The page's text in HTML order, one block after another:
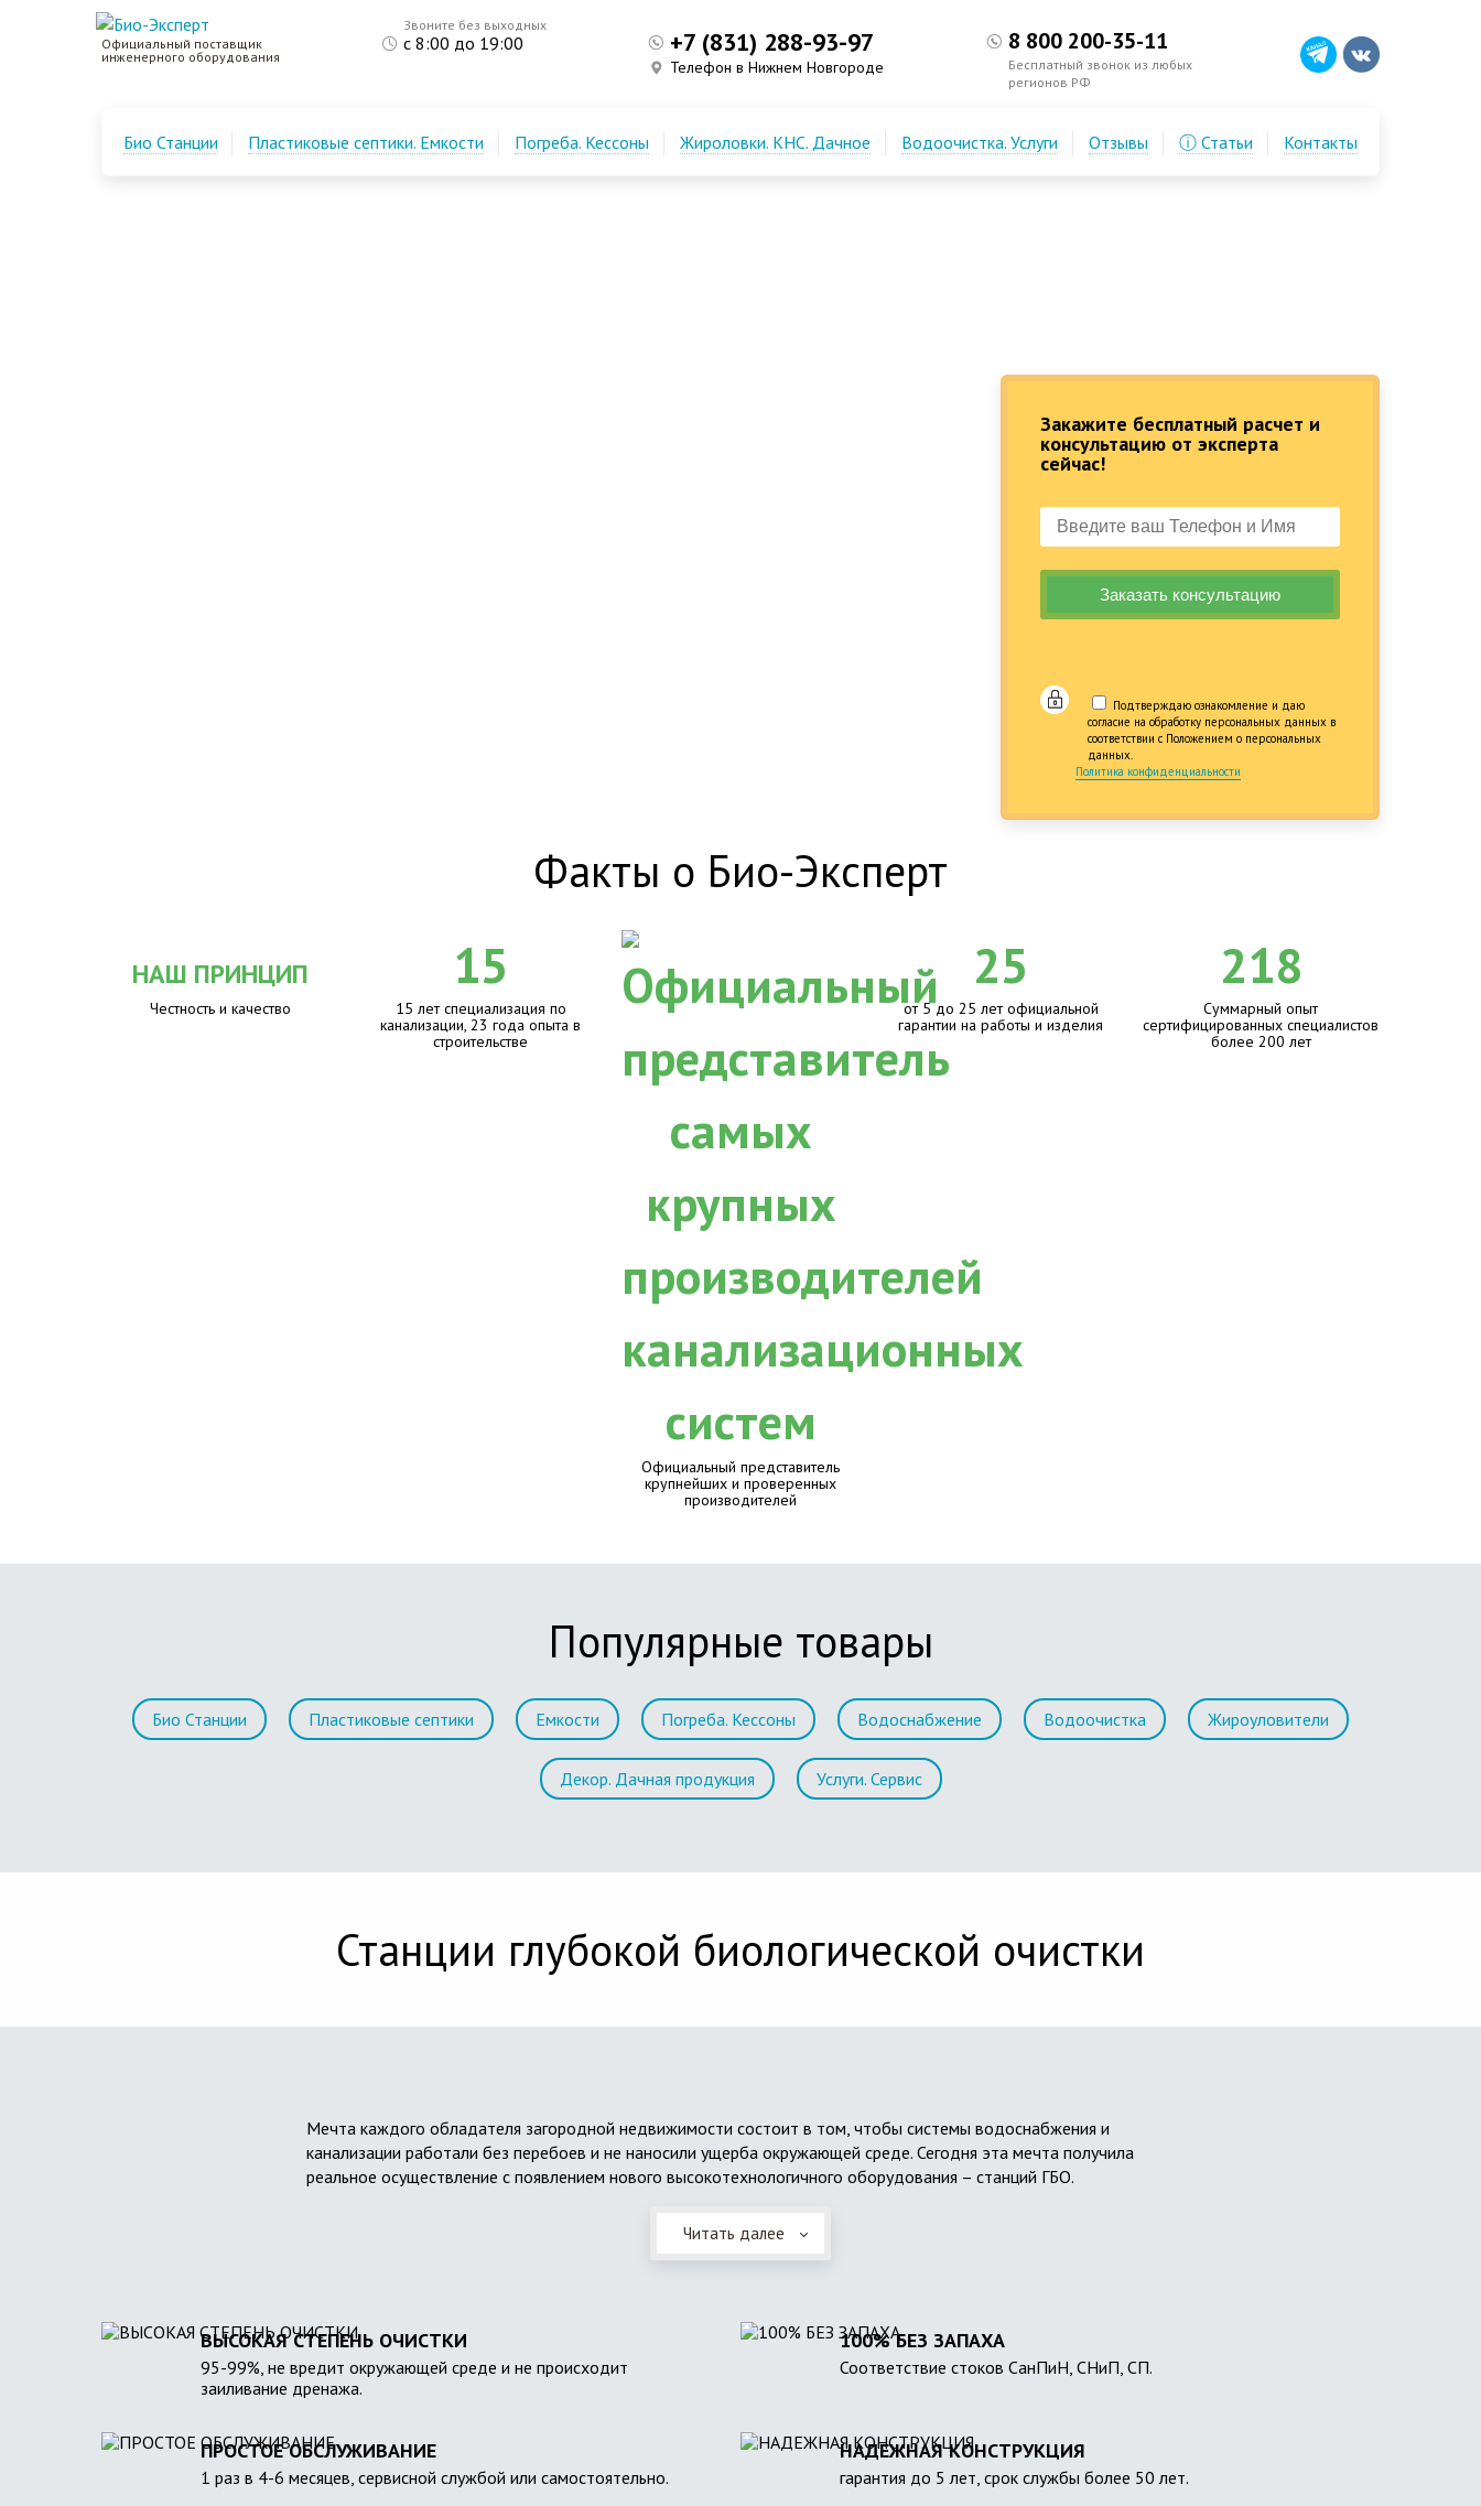
Закажите бесплатный расчет и
консультацию от эксперта
сейчас!
Подтверждаю ознакомление и даю
согласие на обработку персональных данных в
соответствии с Положением о персональных
данных.
Политика конфиденциальности
Официальный поставщик
инженерного оборудования
Звоните без выходных
с 8:00 до 19:00 +7 (831) 288-93-97
Телефон в Нижнем Новгороде
8 800 200-35-11
Бесплатный звонок из любых
регионов РФ
Био Станции Пластиковые септики. Емкости Погреба. Кессоны Жироловки. КНС. Дачное Водоочистка. Услуги Отзывы ⓘ Статьи Контакты
Факты о Био-Эксперт
НАШ ПРИНЦИП
Честность и качество
15
15 лет специализация по
канализации, 23 года опыта в
строительстве
Официальный представитель
крупнейших и проверенных
производителей
25
от 5 до 25 лет официальной
гарантии на работы и изделия
218
Суммарный опыт
сертифицированных специалистов
более 200 лет
Популярные товары
Био Станции Пластиковые септики Емкости Погреба. Кессоны Водоснабжение Водоочистка Жироуловители
Декор. Дачная продукция Услуги. Сервис
Станции глубокой биологической очистки
Мечта каждого обладателя загородной недвижимости состоит в том, чтобы системы водоснабжения и
канализации работали без перебоев и не наносили ущерба окружающей среде. Сегодня эта мечта получила
реальное осуществление с появлением нового высокотехнологичного оборудования – станций ГБО.
Читать далее
ВЫСОКАЯ СТЕПЕНЬ ОЧИСТКИ
95-99%, не вредит окружающей среде и не происходит
заиливание дренажа.
100% БЕЗ ЗАПАХА
Соответствие стоков СанПиН, СНиП, СП.
ПРОСТОЕ ОБСЛУЖИВАНИЕ
1 раз в 4-6 месяцев, сервисной службой или самостоятельно.
НАДЕЖНАЯ КОНСТРУКЦИЯ
гарантия до 5 лет, срок службы более 50 лет.